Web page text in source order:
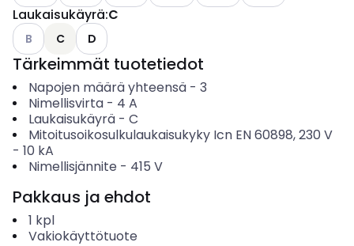
Laukaisukäyrä:C
Katso käytettävissä olevat vaihtoehdot
B C D
Tärkeimmät tuotetiedot
Napojen määrä yhteensä- 3
Nimellisvirta- 4 A
Laukaisukäyrä- C
Mitoitusoikosulkulaukaisukyky Icn EN 60898, 230 V
- 10 kA
Nimellisjännite - 415 V
Pakkaus ja ehdot
1 kpl
Vakiokäyttötuote